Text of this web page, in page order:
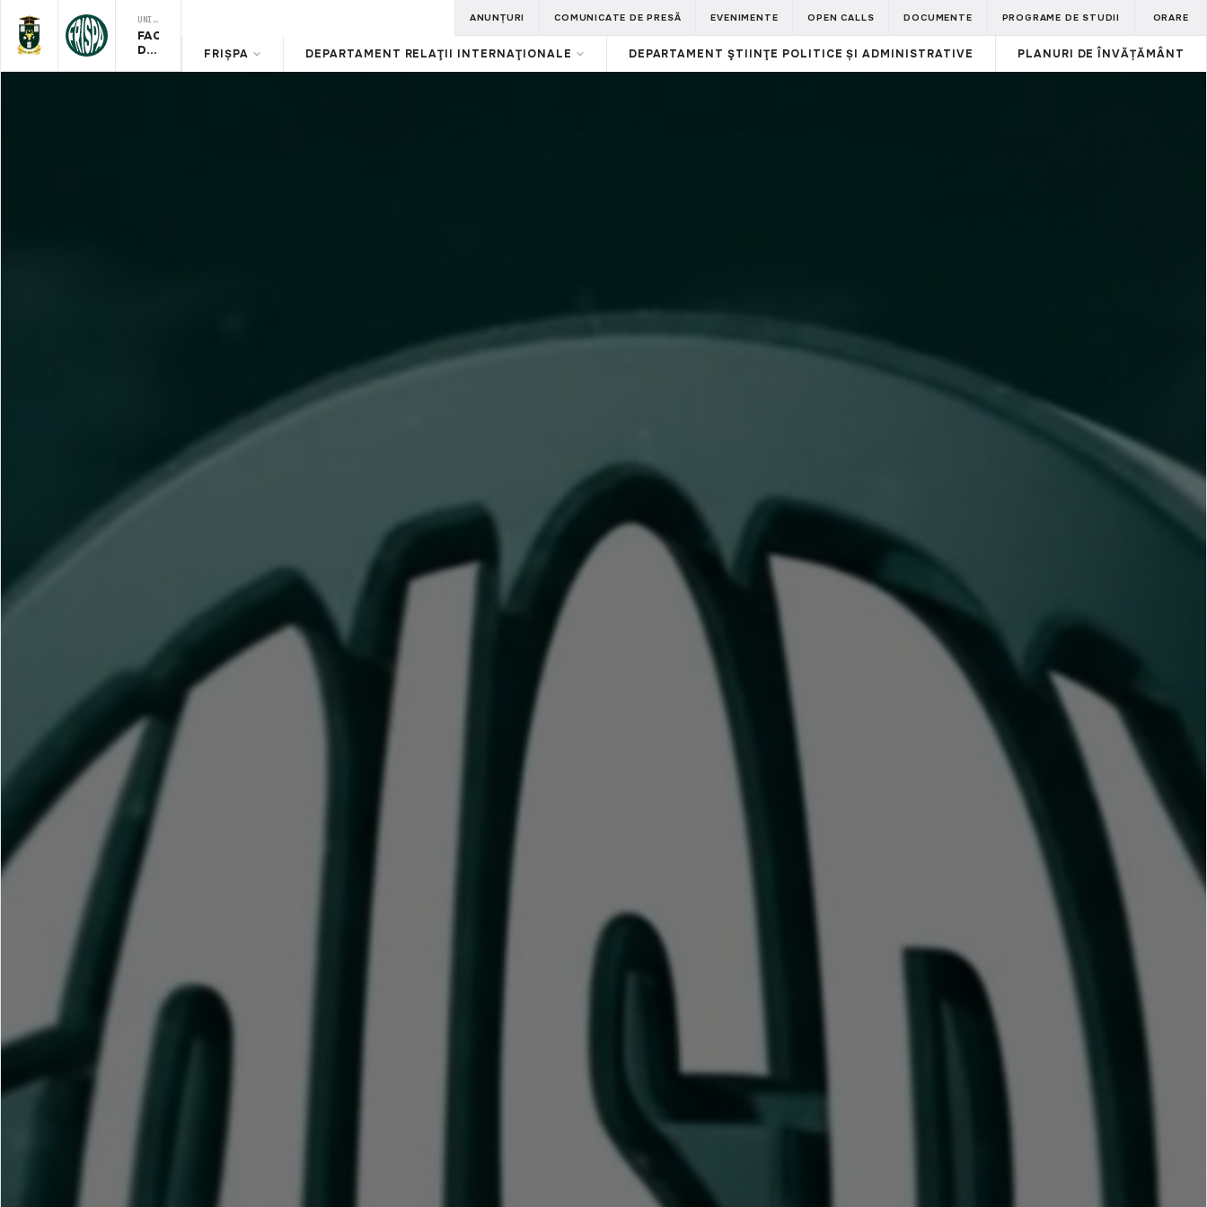
UNIVERSITATEA DE STAT DIN MOLDOVA
FACULTATEA
DE
ANUNȚURI COMUNICATE DE PRESĂ EVENIMENTE OPEN CALLS DOCUMENTE PROGRAME DE STUDII ORARE
FRIȘPA DEPARTAMENT RELAŢII INTERNAŢIONALE DEPARTAMENT ŞTIINŢE POLITICE ȘI ADMINISTRATIVE PLANURI DE ÎNVĂȚĂMÂNT